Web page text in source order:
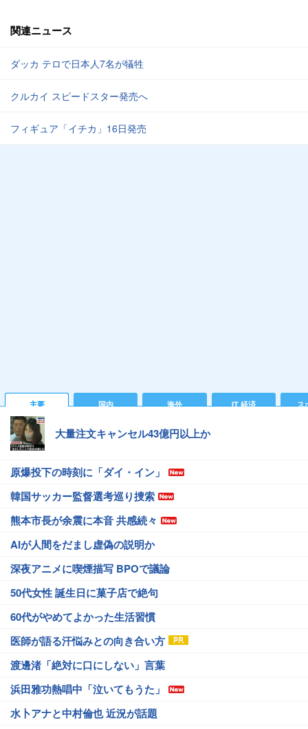
関連ニュース
ダッカ テロで日本人7名が犠牲
クルカイ スピードスター発売へ
フィギュア「イチカ」16日発売
主要 国内 海外 IT 経済 ス
大量注文キャンセル43億円以上か
原爆投下の時刻に「ダイ・イン」
韓国サッカー監督選考巡り捜索
熊本市長が余震に本音 共感続々
AIが人間をだまし虚偽の説明か
深夜アニメに喫煙描写 BPOで議論
50代女性 誕生日に菓子店で絶句
60代がやめてよかった生活習慣
医師が語る汗悩みとの向き合い方
渡邊渚「絶対に口にしない」言葉
浜田雅功熱唱中「泣いてもうた」
水卜アナと中村倫也 近況が話題